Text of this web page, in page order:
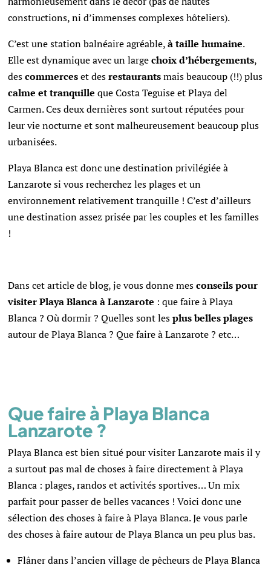
constructions, ni d’immenses complexes hôteliers).
C’est une station balnéaire agréable,à taille humaine.
Elle est dynamique avec un largechoix d’hébergements,
descommerceset desrestaurantsmais beaucoup (!!) plus
calme et tranquille que Costa Teguise et Playa del
Carmen. Ces deux dernières sont surtout réputées pour
leur vie nocturne et sont malheureusement beaucoup plus
urbanisées.
Playa Blanca est donc une destination privilégiée à
Lanzarote si vous recherchez les plages et un
environnement relativement tranquille ! C’est d’ailleurs
une destination assez prisée par les couples et les familles
!
Dans cet article de blog,je vous donne mesconseils pour
visiter Playa Blanca à Lanzarote : que faire à Playa
Blanca ? Où dormir ? Quelles sont lesplus belles plages
autour de Playa Blanca ? Que faire à Lanzarote ? etc…
Que faire à Playa Blanca
Lanzarote ?
Playa Blanca est bien situé pour visiter Lanzarote mais il y
a surtout pas mal de choses à faire directement à Playa
Blanca : plages, randos et activités sportives… Un mix
parfait pour passer de belles vacances ! Voici donc une
sélection des choses à faire à Playa Blanca. Je vous parle
des choses à faire autour de Playa Blanca un peu plus bas.
Flâner dans l’ancien village de pêcheurs de Playa Blanca